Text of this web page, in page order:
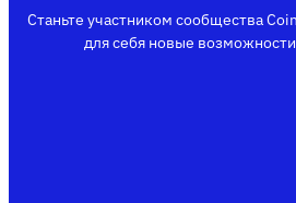
Станьте участником сообщества
для себя новые